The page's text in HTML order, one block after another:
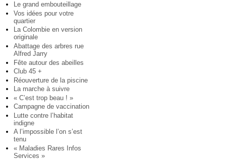
Le grand embouteillage
Vos idées pour votre
quartier
La Colombie en version
originale
Abattage des arbres rue
Alfred Jarry
Fête autour des abeilles
Club 45 +
Réouverture de la piscine
La marche à suivre
« C’est trop beau ! »
Campagne de vaccination
Lutte contre l’habitat
indigne
A l’impossible l’on s’est
tenu
« Maladies Rares Infos
Services »